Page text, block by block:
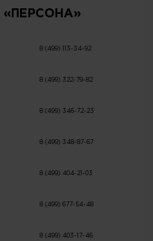
«ПЕРСОНА»
8 (499) 113-34-92
8 (499) 322-79-82
8 (499) 346-72-23
8 (499) 348-87-67
8 (499) 404-21-03
8 (499) 677-54-48
8 (499) 403-17-46